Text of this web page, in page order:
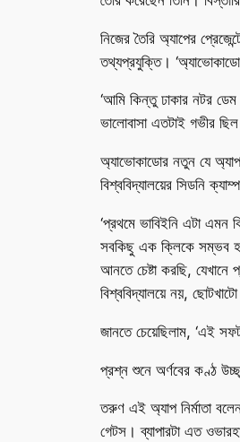
নিজের তৈরি অ্যাপের
তথ্যপ্রযুক্তি।
‘আমি কিন্তু ঢাকার নটর
ভালোবাসা এতটাই গভীর
অ্যাভোকাডোর নতুন যে
বিশ্ববিদ্যালয়ের সিডনি
‘প্রথমে ভাবিইনি এটা
সবকিছু এক ক্লিকে সম্ভব
আনতে চেষ্টা করছি,
বিশ্ববিদ্যালয়ে নয়,
জানতে চেয়েছিলাম, ‘এই
প্রশ্ন শুনে অর্ণবের কণ্ঠ
তরুণ এই অ্যাপ নির্মাতা
গেটস। ব্যাপারটা এত